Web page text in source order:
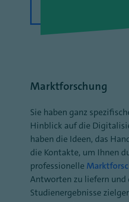
Marktforschung
Sie haben ganz
Hinblick auf die
haben die Ideen, das
die Kontakte, um Ihnen
professionelle
Antworten zu liefern und
Studienergebnisse